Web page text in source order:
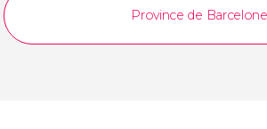
Province de Barcelone